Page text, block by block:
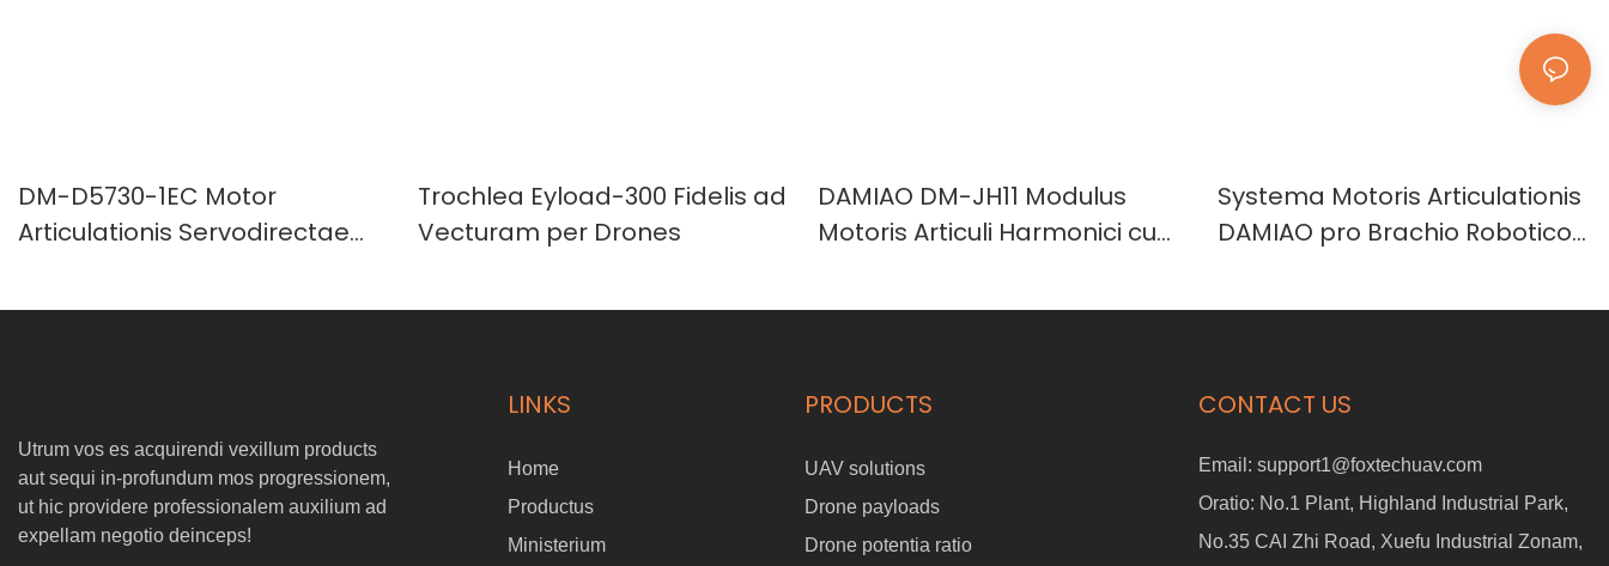
DM-D5730-1EC Motor
Articulationis Servodirectae
Encoder Inductivo Singulari
Trochlea Eyload-300 Fidelis ad
Vecturam per Drones
DAMIAO DM-JH11 Modulus
Motoris Articuli Harmonici cum
Praecisione
Systema Motoris Articulationis
DAMIAO pro Brachio Robotico
Utrum vos es acquirendi vexillum products
aut sequi in-profundum mos progressionem,
ut hic providere professionalem auxilium ad
expellam negotio deinceps!
LINKS
Home
Productus
Ministerium
PRODUCTS
UAV solutions
Drone payloads
Drone potentia ratio
CONTACT US
Email: support1@foxtechuav.com
Oratio: No.1 Plant, Highland Industrial Park,
No.35 CAI Zhi Road, Xuefu Industrial Zonam,